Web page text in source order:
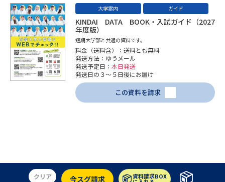
大学案内 ガイド
KINDAI DATA BOOK・入試ガイド（2027
年度版）
短期大学部と共通の資料です。
料金（送料含）：送料とも無料
発送方法：ゆうメール
発送予定日： 本日発送
発送日の３～５日後にお届け
この資料を請求
クリア 今スグ請求 資料請求BOX